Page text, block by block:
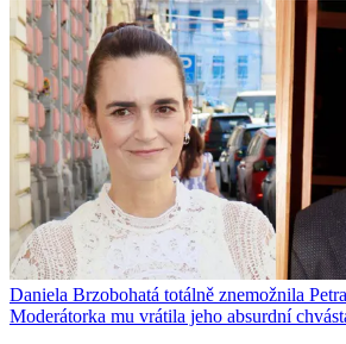
Daniela Brzobohatá totálně znemožnila
Moderátorka mu vrátila jeho absurdní